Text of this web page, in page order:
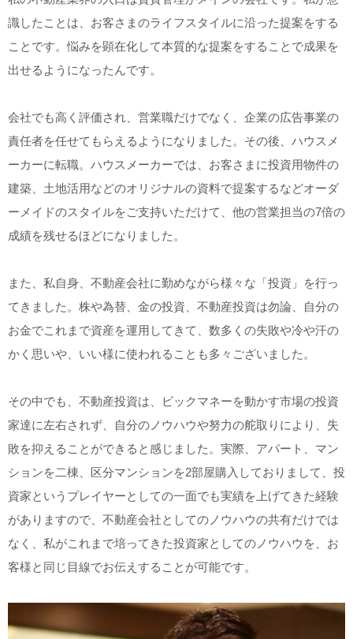
識したことは、お客さまのライフスタイルに沿った提案をする
ことです。悩みを顕在化して本質的な提案をすることで成果を
出せるようになったんです。
会社でも高く評価され、営業職だけでなく、企業の広告事業の
責任者を任せてもらえるようになりました。その後、ハウスメ
ーカーに転職。ハウスメーカーでは、お客さまに投資用物件の
建築、土地活用などのオリジナルの資料で提案するなどオーダ
ーメイドのスタイルをご支持いただけて、他の営業担当の7倍の
成績を残せるほどになりました。
また、私自身、不動産会社に勤めながら様々な「投資」を行っ
てきました。株や為替、金の投資、不動産投資は勿論、自分の
お金でこれまで資産を運用してきて、数多くの失敗や冷や汗の
かく思いや、いい様に使われることも多々ございました。
その中でも、不動産投資は、ビックマネーを動かす市場の投資
家達に左右されず、自分のノウハウや努力の舵取りにより、失
敗を抑えることができると感じました。実際、アパート、マン
ションを二棟、区分マンションを2部屋購入しておりまして、投
資家というプレイヤーとしての一面でも実績を上げてきた経験
がありますので、不動産会社としてのノウハウの共有だけでは
なく、私がこれまで培ってきた投資家としてのノウハウを、お
客様と同じ目線でお伝えすることが可能です。